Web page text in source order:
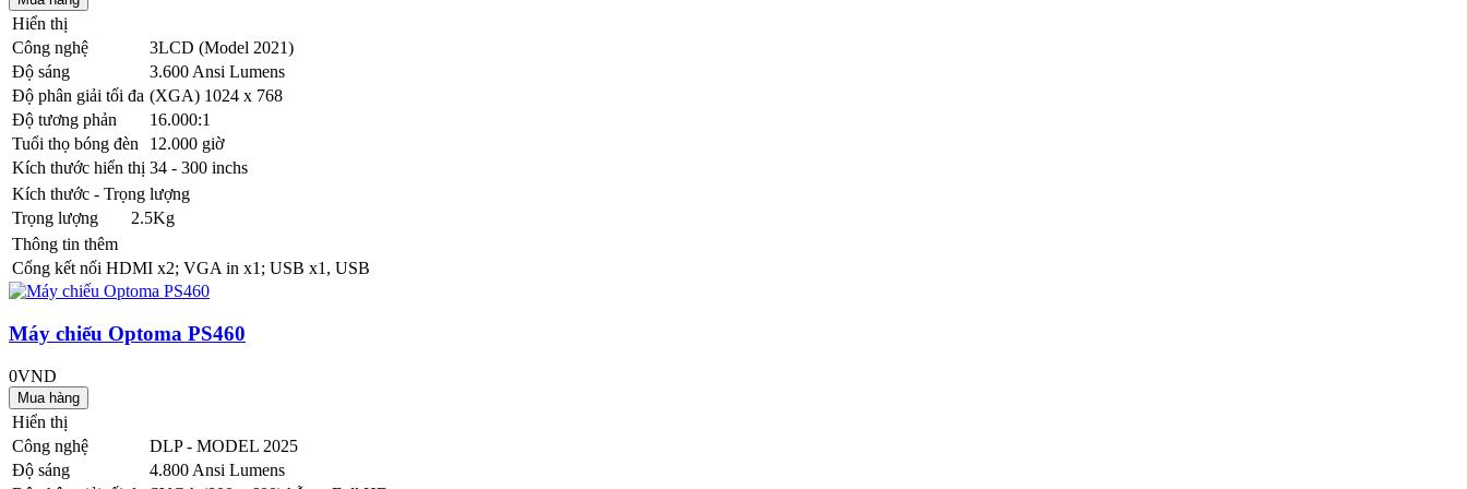
Hiển thị
Công nghệ
3LCD (Model 2021)
Độ sáng
3.600 Ansi Lumens
Độ phân giải tối đa (XGA) 1024 x 768
Độ tương phản
16.000:1
Tuổi thọ bóng đèn
12.000 giờ
Kích thước hiển thị 34 - 300 inchs
Kích thước - Trọng lượng
Trọng lượng
2.5Kg
Thông tin thêm
Cổng kết nối HDMI x2; VGA in x1; USB x1, USB
Máy chiếu Optoma PS460
0VND
Hiển thị
Công nghệ
DLP - MODEL 2025
Độ sáng
4.800 Ansi Lumens